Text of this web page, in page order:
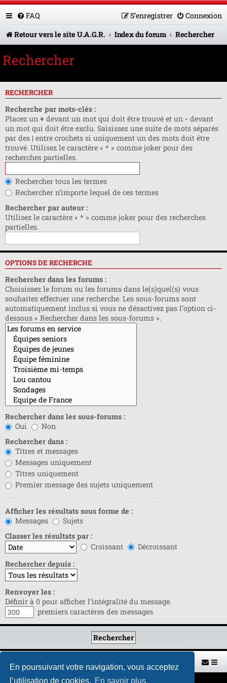
En poursuivant votre navigation, vous acceptez
l’utilisation de cookies. En savoir plus
FAQ Connexion
S’enregistrer
Retour vers le site U.A.G.R.
Index du forum Rechercher
Rechercher
RECHERCHER
Recherche par mots-clés :
Placez un + devant un mot qui doit être trouvé et un - devant
un mot qui doit être exclu. Saisissez une suite de mots séparés
par des | entre crochets si uniquement un des mots doit être
trouvé. Utilisez le caractère « * » comme joker pour des
recherches partielles.
Rechercher tous les termes
Rechercher n’importe lequel de ces termes
Rechercher par auteur :
Utilisez le caractère « * » comme joker pour des recherches
partielles.
OPTIONS DE RECHERCHE
Rechercher dans les forums :
Choisissez le forum ou les forums dans le(s)quel(s) vous
souhaitez effectuer une recherche. Les sous-forums sont
automatiquement inclus si vous ne désactivez pas l’option ci-
dessous « Rechercher dans les sous-forums ».
Rechercher dans les sous-forums :
Oui
Non
Rechercher dans :
Titres et messages
Messages uniquement
Titres uniquement
Premier message des sujets uniquement
Afficher les résultats sous forme de :
Messages
Sujets
Classer les résultats par :
Croissant
Décroissant
Rechercher depuis :
Renvoyer les :
Définir à 0 pour afficher l’intégralité du message.
premiers caractères des messages
Retour vers le site U.A.G.R. Index du forum